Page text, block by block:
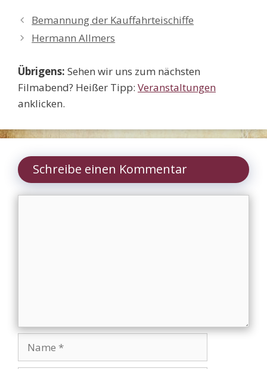
Bemannung der Kauffahrteischiffe
Hermann Allmers
Übrigens: Sehen wir uns zum nächsten
Filmabend? Heißer Tipp: Veranstaltungen
anklicken.
Schreibe einen Kommentar
Name